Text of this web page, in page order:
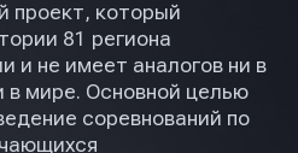
проект, который
81 региона
и не имеет аналогов ни в
в мире. Основной целью
соревнований по